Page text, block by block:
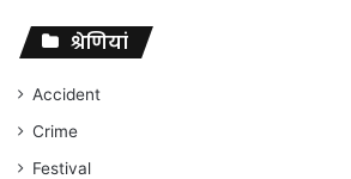
संघर्ष
जारी
रहेगा
अंकित
गौरहा
श्रेणियां
Accident
Crime
Festival